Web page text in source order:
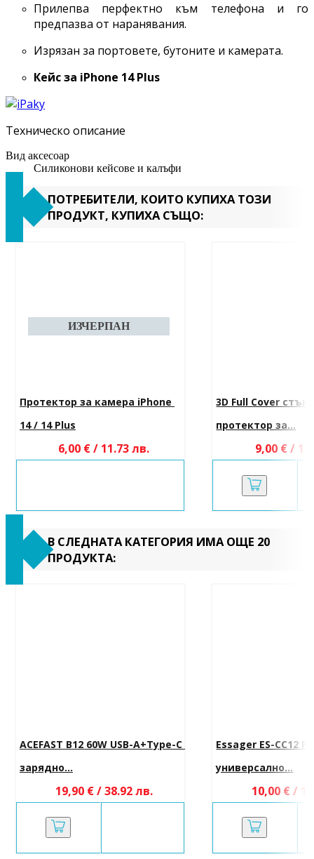
Прилепва перфектно към телефона и го
предпазва от наранявания.
Изрязан за портовете, бутоните и камерата.
Кейс за iPhone 14 Plus
Техническо описание
Вид аксесоар
Силиконови кейсове и калъфи
ПОТРЕБИТЕЛИ, КОИТО КУПИХА ТОЗИ
ПРОДУКТ, КУПИХА СЪЩО:
Протектор за камера iPhone
14 / 14 Plus
6,00 € / 11.73 лв.
3D Full Cover
протектор за...
9,00 € /
В СЛЕДНАТА КАТЕГОРИЯ ИМА ОЩЕ 20
ПРОДУКТА:
ACEFAST B12 60W USB-A+Type-C
зарядно...
19,90 € / 38.92 лв.
Essager ES-CC12
универсално...
10,00 € /